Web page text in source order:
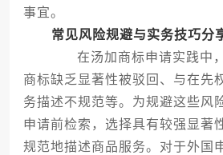
事宜。
常见风险规避与实务技巧分
在汤加商标申请实践中，
商标缺乏显著性被驳回、与在先
务描述不规范等。为规避这些风
申请前检索，选择具有较强显著
规范地描述商品服务。对于外国